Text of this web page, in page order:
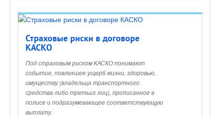
Страховые риски в договоре
КАСКО
Под страховым риском КАСКО понимают
событие, повлекшее ущерб жизни, здоровью,
имуществу (владельца транспортного
средства либо третьих лиц), прописанное в
полисе и подразумевающее соответствующую
выплату.